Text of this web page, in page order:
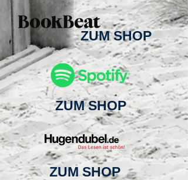
ZUM SHOP
ZUM SHOP
ZUM SHOP